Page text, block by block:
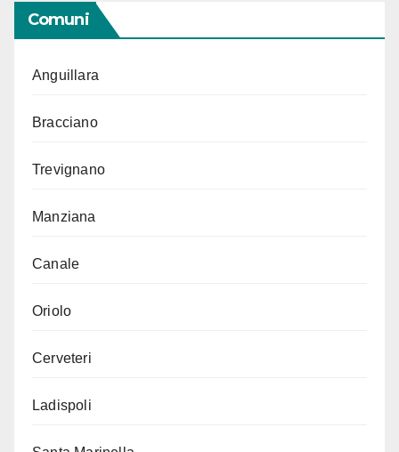
Comuni
Anguillara
Bracciano
Trevignano
Manziana
Canale
Oriolo
Cerveteri
Ladispoli